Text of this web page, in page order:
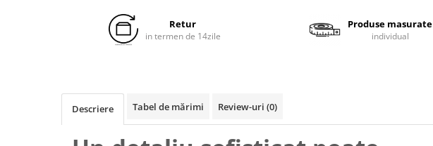
Retur
in termen de 14zile
Produse masurate
individual
Descriere Tabel de mărimi Review-uri (0)